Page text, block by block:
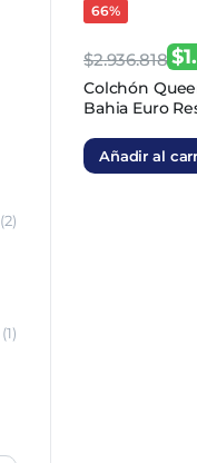
66%
$2.936.818
El
precio
original
era:
$
El
precio
actual
es:
Colchón
Bahia Euro
Añadir al
(2)
(1)